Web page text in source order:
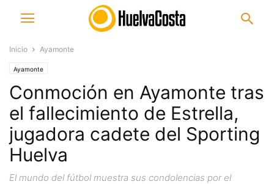
Inicio Ayamonte
Ayamonte
Conmoción en Ayamonte tras
el fallecimiento de Estrella,
jugadora cadete del Sporting
Huelva
El mundo del fútbol muestra sus condolencias por el